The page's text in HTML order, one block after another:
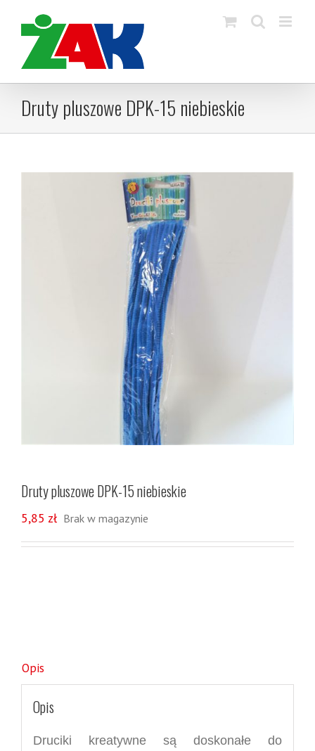
content
Druty pluszowe DPK-15 niebieskie
Druty pluszowe DPK-15 niebieskie
5,85 zł Brak w magazynie
Opis
Opis
Druciki kreatywne są doskonałe do